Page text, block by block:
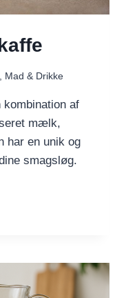
, Mad & Drikke
kombination af
mælk,
har en unik og
smagsløg.